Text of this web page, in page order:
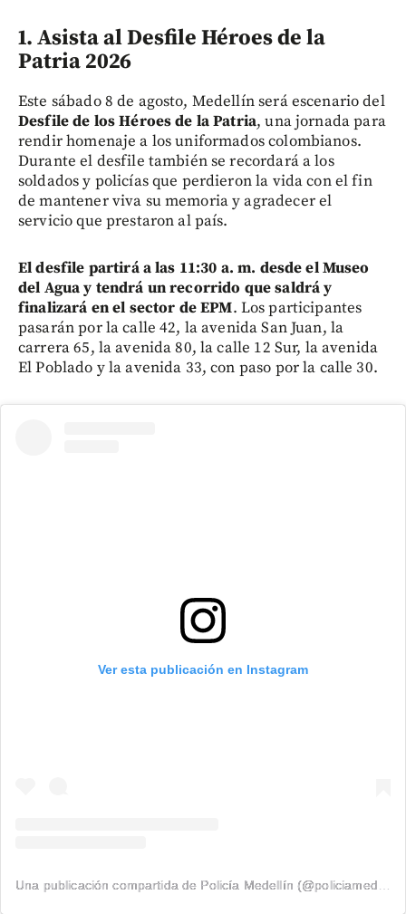
1. Asista al Desfile Héroes de la
Patria 2026
Este sábado 8 de agosto, Medellín será escenario del
Desfile de los Héroes de la Patria, una jornada para
rendir homenaje a los uniformados colombianos.
Durante el desfile también se recordará a los
soldados y policías que perdieron la vida con el fin
de mantener viva su memoria y agradecer el
servicio que prestaron al país.
El desfile partirá a las 11:30 a. m. desde el Museo
del Agua y tendrá un recorrido que saldrá y
finalizará en el sector de EPM. Los participantes
pasarán por la calle 42, la avenida San Juan, la
carrera 65, la avenida 80, la calle 12 Sur, la avenida
El Poblado y la avenida 33, con paso por la calle 30.
Ver esta publicación en Instagram